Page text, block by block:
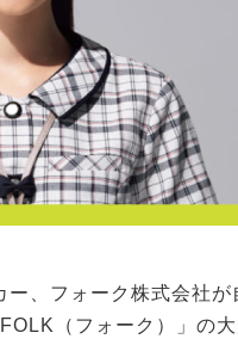
、フォーク株式会社が
（フォーク）」の